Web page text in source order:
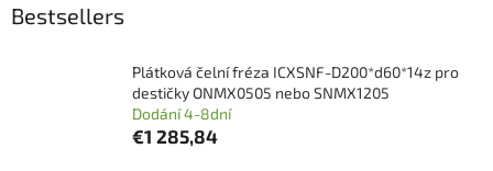
Bestsellers
Plátková čelní fréza ICXSNF-D200*d60*14z pro
destičky ONMX0505 nebo SNMX1205
Dodání 4-8dní
€1 285,84